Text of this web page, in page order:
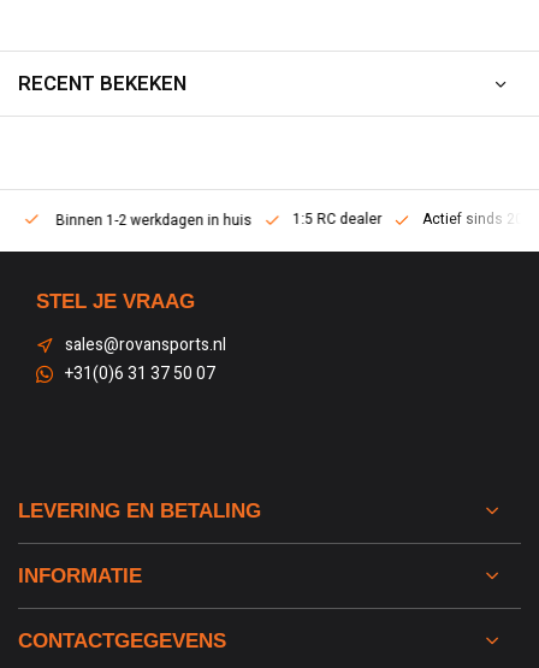
RECENT BEKEKEN
Binnen 1-2 werkdagen in huis 1:5 RC dealer Actief sinds 2013
STEL JE VRAAG
sales@rovansports.nl
+31(0)6 31 37 50 07
LEVERING EN BETALING
INFORMATIE
CONTACTGEGEVENS